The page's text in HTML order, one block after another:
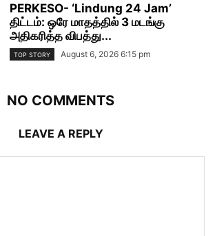
PERKESO- ‘Lindung 24 Jam’
திட்டம்: ஒரே மாதத்தில் 3 மடங்கு
அதிகரித்த விபத்து...
TOP STORY August 6, 2026 6:15 pm
NO COMMENTS
LEAVE A REPLY